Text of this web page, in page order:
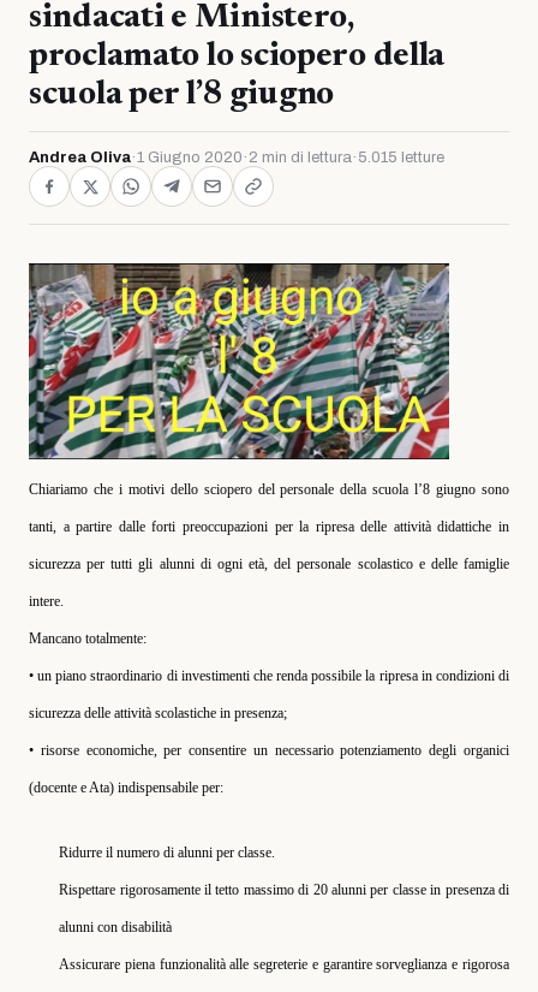
sindacati e Ministero,
proclamato lo sciopero della
scuola per l’8 giugno
Andrea Oliva·1 Giugno 2020 · 2 min di lettura· 5.015 letture
Chiariamo che i motivi dello sciopero del personale della scuola l’8 giugno sono
tanti, a partire dalle forti preoccupazioni per la ripresa delle attività didattiche in
sicurezza per tutti gli alunni di ogni età, del personale scolastico e delle famiglie
intere.
Mancano totalmente:
• un piano straordinario di investimenti che renda possibile la ripresa in condizioni di
sicurezza delle attività scolastiche in presenza;
• risorse economiche, per consentire un necessario potenziamento degli organici
(docente e Ata) indispensabile per:
Ridurre il numero di alunni per classe.
Rispettare rigorosamente il tetto massimo di 20 alunni per classe in presenza di
alunni con disabilità
Assicurare piena funzionalità alle segreterie e garantire sorveglianza e rigorosa